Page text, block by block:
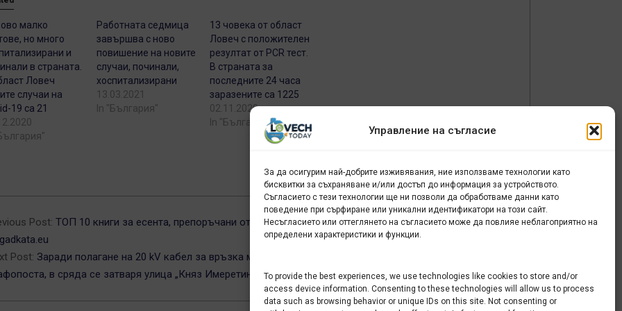
Управление на съгласие
За да осигурим най-добрите изживявания, ние използваме технологии като
бисквитки за съхраняване и/или достъп до информация за устройството.
Съгласието с тези технологии ще ни позволи да обработваме данни като
поведение при сърфиране или уникални идентификатори на този сайт.
Несъгласието или оттеглянето на съгласието може да повлияе неблагоприятно на
определени характеристики и функции.
To provide the best experiences, we use technologies like cookies to store and/or
access device information. Consenting to these technologies will allow us to process
data such as browsing behavior or unique IDs on this site. Not consenting or
малко
но много
и
в страната.
Ловеч
случаи на
19 са 21
Работната седмица
завършва с ново
повишение на новите
случаи, починали,
хоспитализирани
13.03.2021
In "България"
13 човека от област
Ловеч с положителен
резултат от PCR тест.
В страната за
последните 24 часа
заразените са 1225
02.11.2020
In "България"
Post: ТОП 10 книги за есента, препоръчани от книжарница
Post: Заради полагане на 20 kV кабел за връзка между два
в сряда се затваря улица „Княз Имеретински “